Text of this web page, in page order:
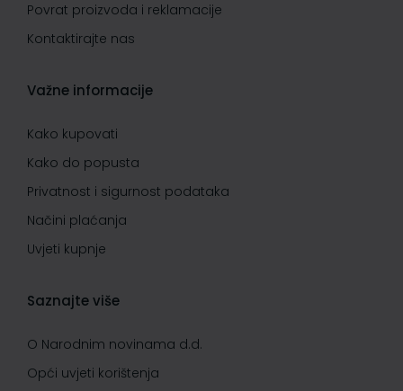
Povrat proizvoda i reklamacije
Kontaktirajte nas
Važne informacije
Kako kupovati
Kako do popusta
Privatnost i sigurnost podataka
Načini plaćanja
Uvjeti kupnje
Saznajte više
O Narodnim novinama d.d.
Opći uvjeti korištenja